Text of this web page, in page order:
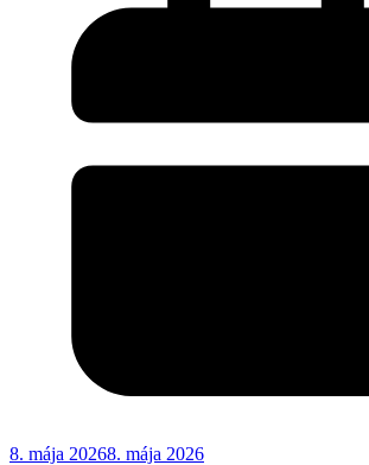
8. mája 20268. mája 2026